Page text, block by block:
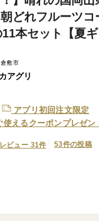
どれフルーツコ
本セット【夏ギ
敷市
アグリ
アプリ初回注文限定
使えるクーポンプレゼン
レビュー 31件 53件の投稿